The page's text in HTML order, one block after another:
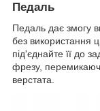
Педаль
Педаль дає змогу
без використання
під'єднайте її до
фрезу,
верстата.